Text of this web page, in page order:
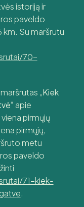
istoriją ir
paveldo
Su maršrutu
70-
„Kiek
“ apie
pirmųjų
pirmųjų,
metu
paveldo
71-kiek-
.